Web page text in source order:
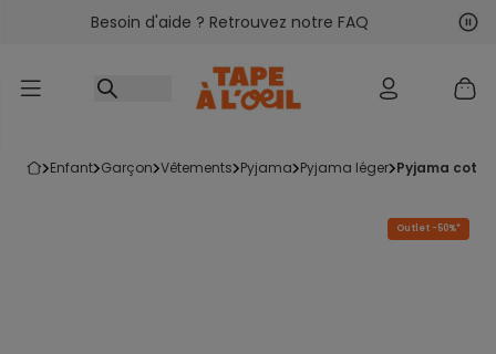
Accéder au contenu
Besoin d'aide ? Retrouvez notre FAQ
enfant garçon vêtements pyjama pyjama léger pyjama
Outlet -50%*